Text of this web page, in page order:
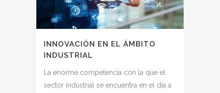
INNOVACIÓN EN EL ÁMBITO
INDUSTRIAL
La enorme competencia con la que el
sector industrial se encuentra en el día a